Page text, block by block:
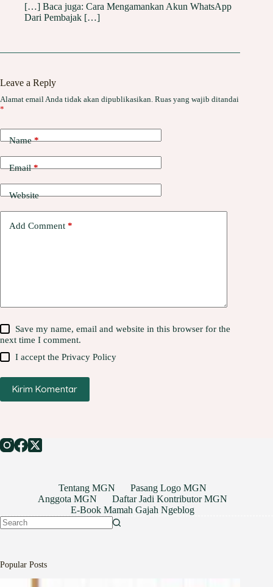
[…] Baca juga: Cara Mengamankan Akun WhatsApp
Dari Pembajak […]
Leave a Reply
Alamat email Anda tidak akan dipublikasikan. Ruas yang wajib ditandai
*
Name*
Email*
Website
Add Comment *
Save my name, email and website in this browser for the
next time I comment.
I accept thePrivacy Policy
Kirim Komentar
Tentang MGN
Pasang Logo MGN
Anggota MGN
Daftar Jadi Kontributor MGN
E-Book Mamah Gajah Ngeblog
Popular Posts